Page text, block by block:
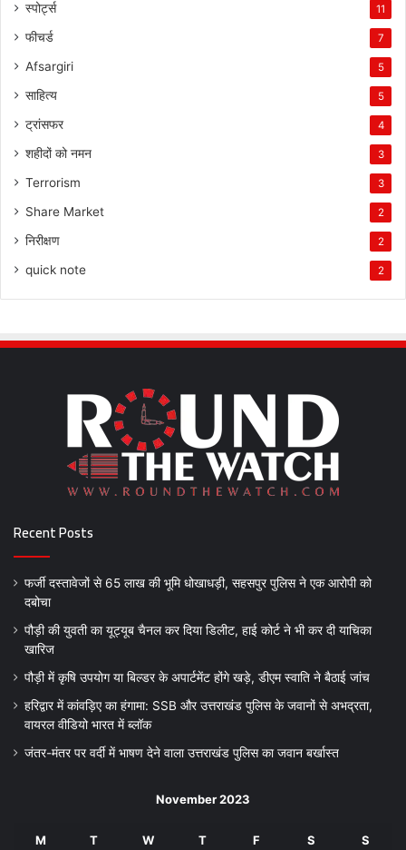
स्पोर्ट्स 11
फीचर्ड 7
Afsargiri 5
साहित्य 5
ट्रांसफर 4
शहीदों को नमन 3
Terrorism 3
Share Market 2
निरीक्षण 2
quick note 2
Recent Posts
फर्जी दस्तावेजों से 65 लाख की भूमि धोखाधड़ी, सहसपुर पुलिस ने एक आरोपी को
दबोचा
पौड़ी की युवती का यूट्यूब चैनल कर दिया डिलीट, हाई कोर्ट ने भी कर दी याचिका
खारिज
पौड़ी में कृषि उपयोग या बिल्डर के अपार्टमेंट होंगे खड़े, डीएम स्वाति ने बैठाई जांच
हरिद्वार में कांवड़िए का हंगामा: SSB और उत्तराखंड पुलिस के जवानों से अभद्रता,
वायरल वीडियो भारत में ब्लॉक
जंतर-मंतर पर वर्दी में भाषण देने वाला उत्तराखंड पुलिस का जवान बर्खास्त
November 2023
M T W T F S S